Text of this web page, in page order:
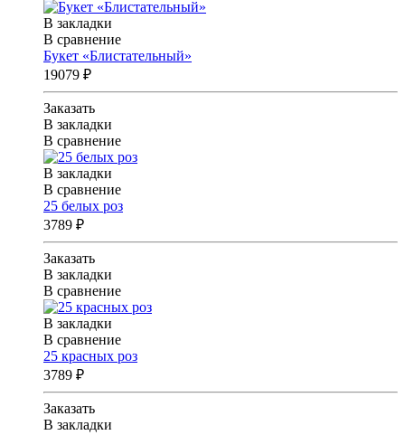
В закладки
В сравнение
Букет «Блистательный»
19079 ₽
Заказать
В закладки
В сравнение
В закладки
В сравнение
25 белых роз
3789 ₽
Заказать
В закладки
В сравнение
В закладки
В сравнение
25 красных роз
3789 ₽
Заказать
В закладки